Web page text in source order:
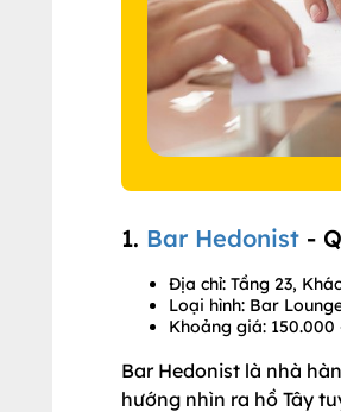
1. Bar Hedonist -
Địa chỉ: Tầng 23,
Loại hình: Bar
Khoảng giá:
Bar Hedonist là nhà
hướng nhìn ra hồ Tây